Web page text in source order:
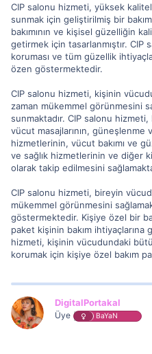
CIP salonu hizmeti, yüksek
sunmak için geliştirilmiş bir
bakımının ve kişisel güzelliğin
getirmek için tasarlanmıştır.
koruması ve tüm güzellik
özen göstermektedir.
CIP salonu hizmeti, kişinin
zaman mükemmel görünmesini
sunmaktadır. CIP salonu hizmeti,
vücut masajlarının,
hizmetlerinin, vücut bakımı ve
ve sağlık hizmetlerinin ve diğer
olarak takip edilmesini
CIP salonu hizmeti, bireyin
mükemmel görünmesini
göstermektedir. Kişiye özel bir
paket kişinin bakım
hizmeti, kişinin vücudundaki
korumak için kişiye özel bakım
DigitalPortakal
Üye BaYaN